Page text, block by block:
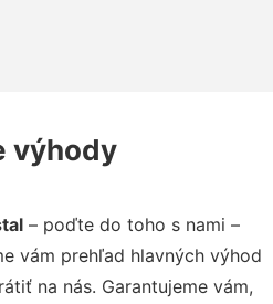
výhody
– poďte do toho s nami –
vám prehľad hlavných výhod
na nás. Garantujeme vám,